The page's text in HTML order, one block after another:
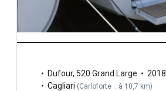
Dufour, 520 Grand Large
2018
Cagliari (Carloforte : à 10,7 km)